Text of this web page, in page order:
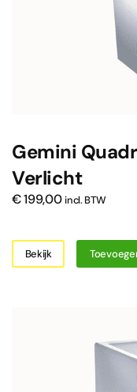
Gemini
Verlicht
€199,00 incl. BTW
Bekijk